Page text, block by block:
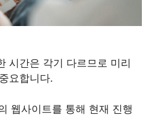
시간은 각기 다르므로 미리
요합니다.
웹사이트를 통해 현재 진행